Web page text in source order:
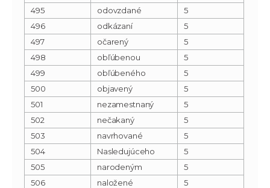
495
odovzdané
5
496
odkázaní
5
497
očarený
5
498
obľúbenou
5
499
obľúbeného
5
500
objavený
5
501
nezamestnaný
5
502
nečakaný
5
503
navrhované
5
504
Nasledujúceho
5
505
narodeným
5
506
naložené
5